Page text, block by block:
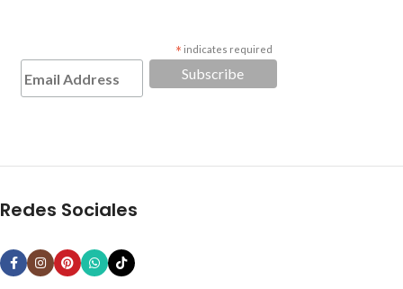
* indicates required
Redes Sociales